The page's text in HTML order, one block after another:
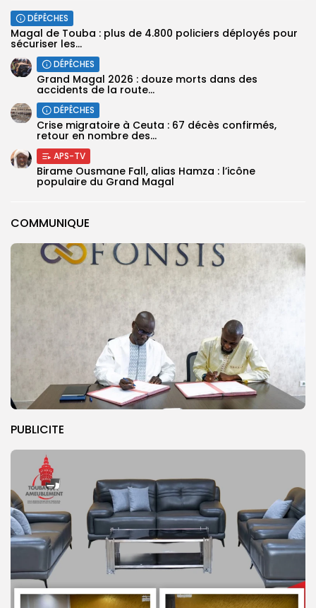
COMMUNIQUE
PUBLICITE
DÉPÊCHES
Magal de Touba : plus de 4.800 policiers déployés pour
sécuriser les...
DÉPÊCHES
Grand Magal 2026 : douze morts dans des
accidents de la route...
DÉPÊCHES
Crise migratoire à Ceuta : 67 décès confirmés,
retour en nombre des...
APS-TV
Birame Ousmane Fall, alias Hamza : l’icône
populaire du Grand Magal